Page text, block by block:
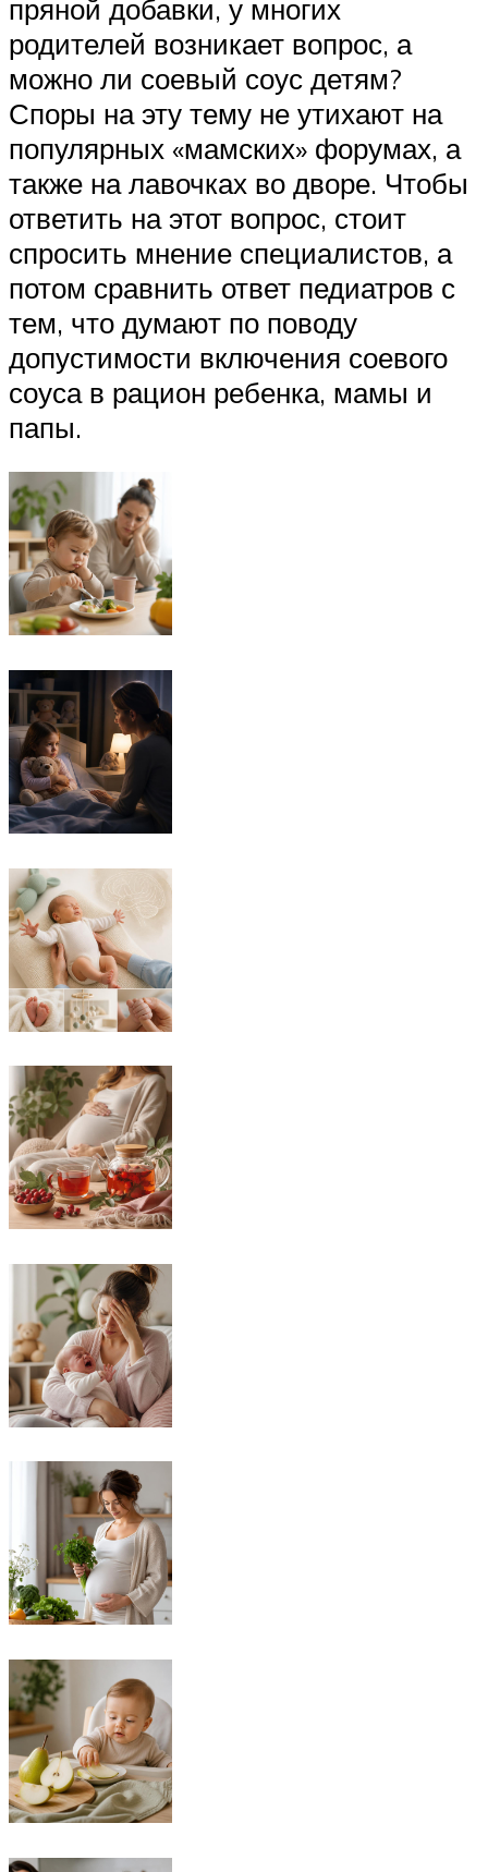
пряной добавки, у многих
родителей возникает вопрос, а
можно ли соевый соус детям?
Споры на эту тему не утихают на
популярных «мамских» форумах, а
также на лавочках во дворе. Чтобы
ответить на этот вопрос, стоит
спросить мнение специалистов, а
потом сравнить ответ педиатров с
тем, что думают по поводу
допустимости включения соевого
соуса в рацион ребенка, мамы и
папы.